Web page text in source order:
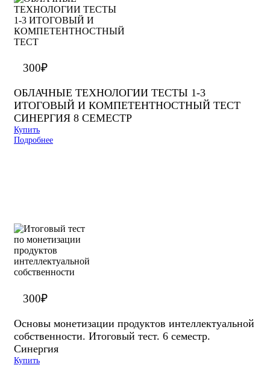
300₽
ОБЛАЧНЫЕ ТЕХНОЛОГИИ ТЕСТЫ 1-3
ИТОГОВЫЙ И КОМПЕТЕНТНОСТНЫЙ ТЕСТ
СИНЕРГИЯ 8 СЕМЕСТР
Купить
Подробнее
300₽
Основы монетизации продуктов интеллектуальной
собственности. Итоговый тест. 6 семестр.
Синергия
Купить